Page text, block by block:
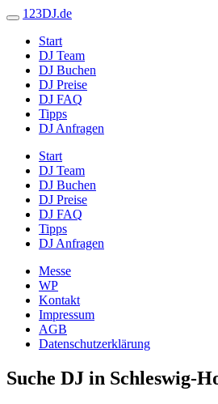
123DJ.de
Start
DJ Team
DJ Buchen
DJ Preise
DJ FAQ
Tipps
DJ Anfragen
Start
DJ Team
DJ Buchen
DJ Preise
DJ FAQ
Tipps
DJ Anfragen
Messe
WP
Kontakt
Impressum
AGB
Datenschutzerklärung
Suche DJ in Schleswig-